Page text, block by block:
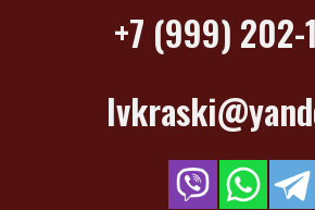
+7 (999) 202-